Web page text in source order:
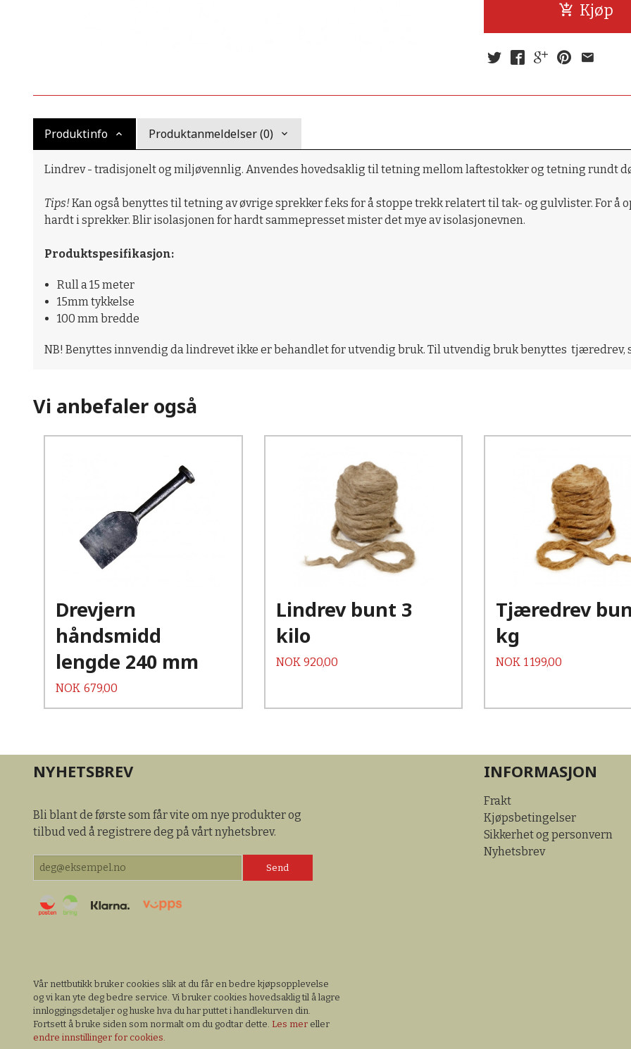
Kjøp
Produktinfo Produktanmeldelser (0)
Lindrev - tradisjonelt og miljøvennlig. Anvendes hovedsaklig til tetning mellom laftestokker og tetning rundt
Tips!Kan også benyttes til tetning av øvrige sprekker f.eks for å stoppe trekk relatert til tak- og gulvlister. For
hardt i sprekker. Blir isolasjonen for hardt sammepresset mister det mye av isolasjonevnen.
Produktspesifikasjon:
Rull a 15 meter
15mm tykkelse
100 mm bredde
NB! Benyttes innvendig da lindrevet ikke er behandlet for utvendig bruk. Til utvendig bruk benyttes tjæredrev,
Vi anbefaler også
Drevjern
håndsmidd
lengde 240 mm
Pris
NOK 679,00
Lindrev bunt 3
kilo
Pris
NOK 920,00
Kjøp
Les mer
Tjæredrev
kg
Pris
NOK 1 199,00
Kjøp
Les mer
NYHETSBREV
Bli blant de første som får vite om nye produkter og
tilbud ved å registrere deg på vårt nyhetsbrev.
INFORMASJON
Frakt
Kjøpsbetingelser
Sikkerhet og personvern
Nyhetsbrev
Vår nettbutikk bruker cookies slik at du får en bedre kjøpsopplevelse
og vi kan yte deg bedre service. Vi bruker cookies hovedsaklig til å lagre
innloggingsdetaljer og huske hva du har puttet i handlekurven din.
Fortsett å bruke siden som normalt om du godtar dette. Les mer eller
endre innstillinger for cookies.